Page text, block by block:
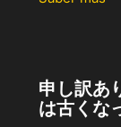
申し訳あ
は古くな